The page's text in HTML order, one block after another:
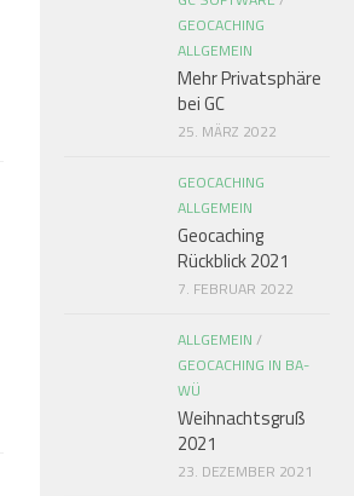
GEOCACHING
ALLGEMEIN
Mehr Privatsphäre
bei GC
25. MÄRZ 2022
GEOCACHING
ALLGEMEIN
Geocaching
Rückblick 2021
7. FEBRUAR 2022
ALLGEMEIN /
GEOCACHING IN BA-
WÜ
Weihnachtsgruß
2021
23. DEZEMBER 2021